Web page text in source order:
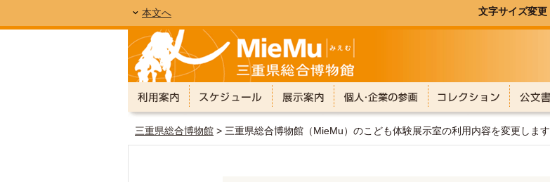
本文へ 文字サイズ変更
三重県総合博物館 > 三重県総合博物館（MieMu）のこども体験展示室の利用内容を変更します